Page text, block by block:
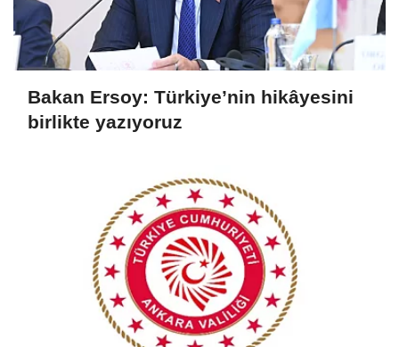
Bakan Ersoy: Türkiye’nin hikâyesini
birlikte yazıyoruz